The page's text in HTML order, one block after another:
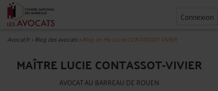
Connexion
Avocat.fr>Blog des avocats>Blog de Me Lucie CONTASSOT-VIVIER
MAÎTRE LUCIE CONTASSOT-VIVIER
AVOCAT AU BARREAU DE ROUEN